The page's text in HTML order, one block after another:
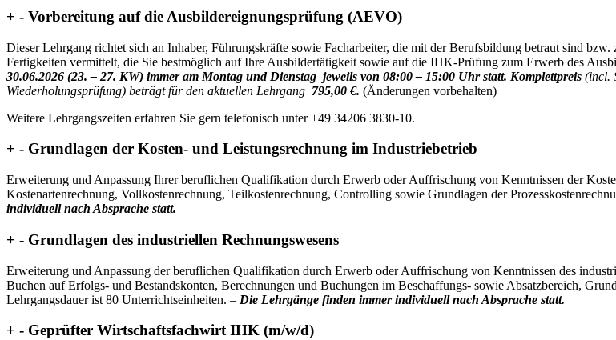
+ - Vorbereitung auf die Ausbildereignungsprüfung (AEVO)
Dieser Lehrgang richtet sich an Inhaber, Führungskräfte sowie Facharbeiter, die mit der Berufsbildung betraut sind
Fertigkeiten vermittelt, die Sie bestmöglich auf Ihre Ausbildertätigkeit sowie auf die IHK-Prüfung zum Erwerb des
30.06.2026 (23. – 27. KW) immer am Montag und Dienstag jeweils von 08:00 – 15:00 Uhr statt. Komplettpreis (incl.
Wiederholungsprüfung) beträgt für den aktuellen Lehrgang 795,00 €. (Änderungen vorbehalten)
Weitere Lehrgangszeiten erfahren Sie gern telefonisch unter +49 34206 3830-10.
+ - Grundlagen der Kosten- und Leistungsrechnung im Industriebetrieb
Erweiterung und Anpassung Ihrer beruflichen Qualifikation durch Erwerb oder Auffrischung von Kenntnissen der
Kostenartenrechnung, Vollkostenrechnung, Teilkostenrechnung, Controlling sowie Grundlagen der
individuell nach Absprache statt.
+ - Grundlagen des industriellen Rechnungswesens
Erweiterung und Anpassung der beruflichen Qualifikation durch Erwerb oder Auffrischung von Kenntnissen des
Buchen auf Erfolgs- und Bestandskonten, Berechnungen und Buchungen im Beschaffungs- sowie Absatzbereich,
Lehrgangsdauer ist 80 Unterrichtseinheiten. – Die Lehrgänge finden immer individuell nach Absprache statt.
+ - Geprüfter Wirtschaftsfachwirt IHK (m/w/d)